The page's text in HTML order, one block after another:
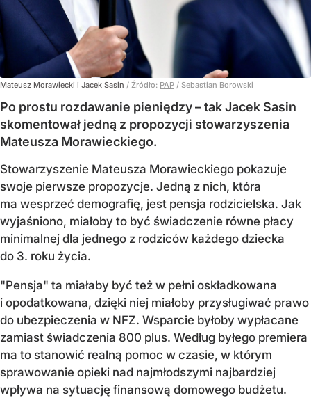
Mateusz Morawiecki i Jacek Sasin / Źródło: PAP / Sebastian Borowski
Po prostu rozdawanie pieniędzy – tak Jacek Sasin
skomentował jedną z propozycji stowarzyszenia
Mateusza Morawieckiego.
Stowarzyszenie Mateusza Morawieckiego pokazuje
swoje pierwsze propozycje. Jedną z nich, która
ma wesprzeć demografię, jest pensja rodzicielska. Jak
wyjaśniono, miałoby to być świadczenie równe płacy
minimalnej dla jednego z rodziców każdego dziecka
do 3. roku życia.
"Pensja" ta miałaby być też w pełni oskładkowana
i opodatkowana, dzięki niej miałoby przysługiwać prawo
do ubezpieczenia w NFZ. Wsparcie byłoby wypłacane
zamiast świadczenia 800 plus. Według byłego premiera
ma to stanowić realną pomoc w czasie, w którym
sprawowanie opieki nad najmłodszymi najbardziej
wpływa na sytuację finansową domowego budżetu.